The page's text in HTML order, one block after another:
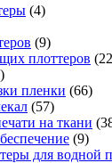
(4)
(9)
плоттеров
пленки (66)
(57)
на ткани
(9)
для водной